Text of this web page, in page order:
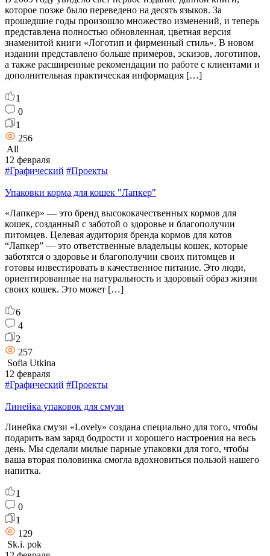
которое позже было переведено на десять языков. За
прошедшие годы произошло множество изменений, и теперь
представлена полностью обновленная, цветная версия
знаменитой книги «Логотип и фирменный стиль». В новом
издании представлено больше примеров, эскизов, логотипов,
а также расширенные рекомендации по работе с клиентами и
дополнительная практическая информация […]
1
0
1
256
All
12 февраля
#Графический #Проекты
Упаковки корма для кошек "Лапкер"
«Лапкер» — это бренд высококачественных кормов для
кошек, созданный с заботой о здоровье и благополучии
питомцев. Целевая аудитория бренда кормов для котов
“Лапкер” — это ответственные владельцы кошек, которые
заботятся о здоровье и благополучии своих питомцев и
готовы инвестировать в качественное питание. Это люди,
ориентированные на натуральность и здоровый образ жизни
своих кошек. Это может […]
6
4
2
257
Sofia Utkina
12 февраля
#Графический #Проекты
Линейка упаковок для смузи
Линейка смузи «Lovely» создана специально для того, чтобы
подарить вам заряд бодрости и хорошего настроения на весь
день. Мы сделали милые парные упаковки для того, чтобы
ваша вторая половинка смогла вдохновиться пользой нашего
напитка.
1
0
1
129
Sk.i. pok